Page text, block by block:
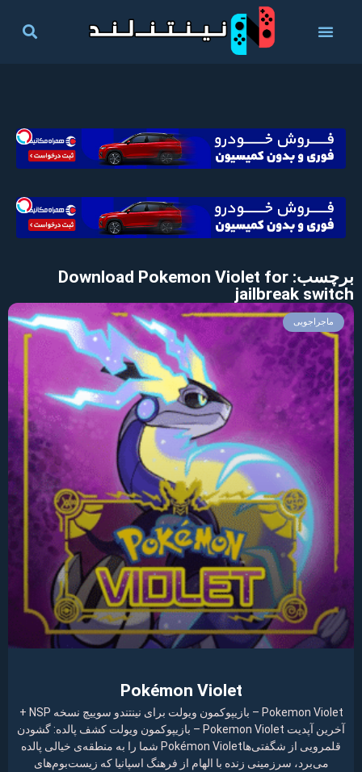
برچسب: Download Pokemon Violet for
jailbreak switch
ماجراجویی
Pokémon Violet
Pokemon Violet – بازیپوکمون ویولت برای نینتندو سوییچ نسخه NSP +
آخرین آپدیت Pokemon Violet – بازیپوکمون ویولت کشف پالده: گشودن
قلمرویی از شگفتی‌هاPokémon Violet شما را به منطقه‌ی خیالی پالده
می‌برد، سرزمینی زنده با الهام از فرهنگ اسپانیا که زیست‌بوم‌های